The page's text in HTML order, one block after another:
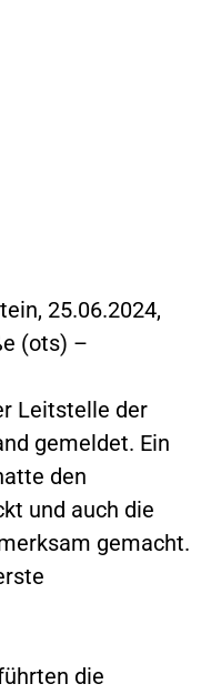
25.06.2024,
(ots) –
Leitstelle der
gemeldet. Ein
den
und auch die
gemacht.
die